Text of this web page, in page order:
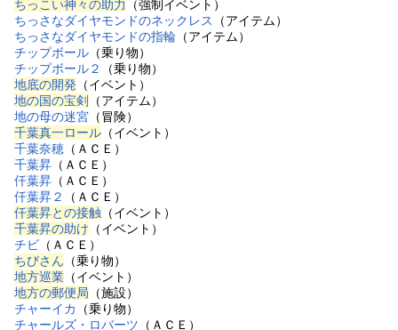
ちっこい神々の助力
（強制イベント）
ちっさなダイヤモンドのネックレス
（アイテム）
ちっさなダイヤモンドの指輪 （アイテム）
チップボール （乗り物）
チップボール２
（乗り物）
地底の開発 （イベント）
地の国の宝剣
（アイテム）
地の母の迷宮 （冒険）
千葉真一ロール （イベント）
千葉奈穂 （ＡＣＥ）
千葉昇 （ＡＣＥ）
仟葉昇 （ＡＣＥ）
仟葉昇２
（ＡＣＥ）
仟葉昇との接触 （イベント）
千葉昇の助け （イベント）
チビ （ＡＣＥ）
ちびさん （乗り物）
地方巡業 （イベント）
地方の郵便局 （施設）
チャーイカ
（乗り物）
チャールズ・ロバーツ （ＡＣＥ）